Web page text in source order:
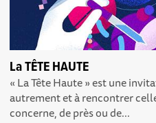
La TÊTE HAUTE
« La Tête Haute » est une
autrement et à rencontrer
concerne, de près ou de...